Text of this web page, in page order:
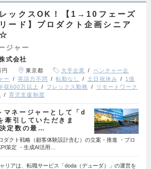
ックスOK！【1→10フェーズ
ード】プロダクト企画シニア
☆
ジャー
式会社
東京都 大手企業
ベンチャー企
ー 英語力不問 転勤なし 土日祝休み
1億
収600万以上 フレックス勤務
リモートワーク
育児支援制度
マネージャーとして「d
引していただきま
定数の最…
ダクト戦略（顧客体験設計含む）の立案・推進 ・プロ
策定 ・生成AI活用…
リアは、転職サービス「doda（デューダ）」の運営を